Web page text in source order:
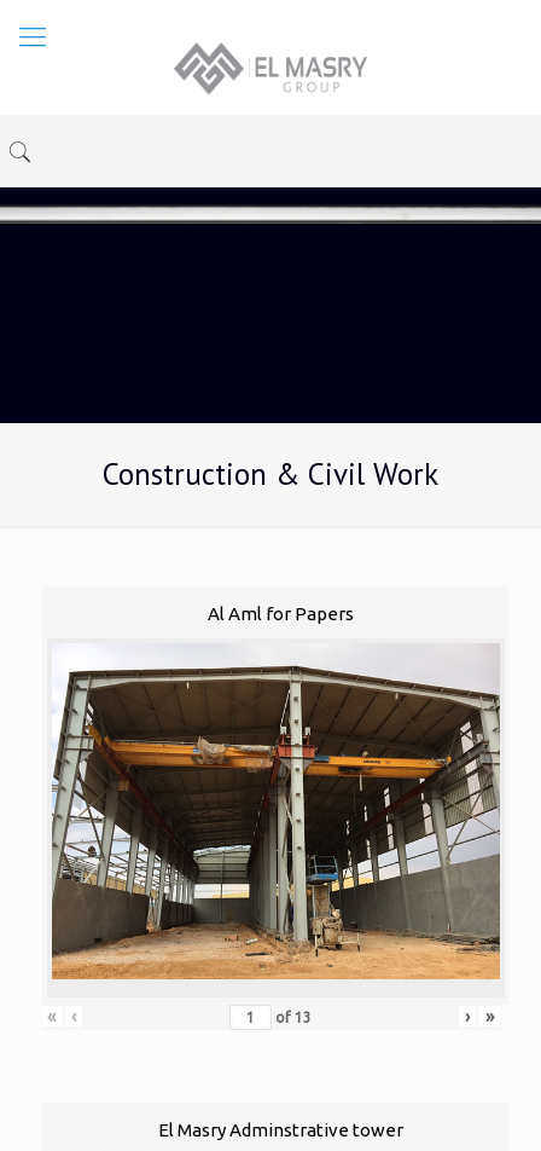
Construction & Civil Work
Al Aml for Papers
« ‹ of 13 › »
El Masry Adminstrative tower